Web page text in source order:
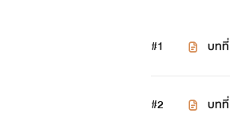
#1 บท
#2 บทที่